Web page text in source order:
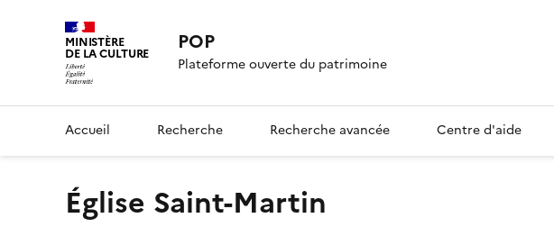
MINISTÈRE
DE LA CULTURE POP
Plateforme ouverte du patrimoine
Accueil Recherche Recherche avancée Centre d'aide
Église Saint-Martin